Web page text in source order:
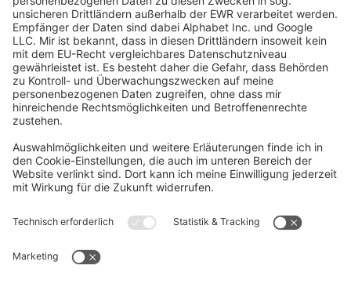
Oft Gesucht
Rund um die Prüfung
Datenschutzerklärung
Widerrufsrecht
Versandinformationen